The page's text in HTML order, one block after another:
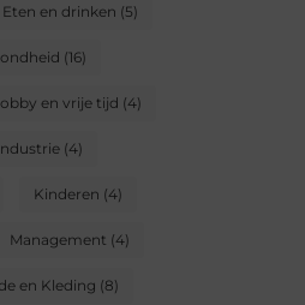
Eten en drinken (5)
(16)
en vrije tijd (4)
(4)
Kinderen (4)
Management (4)
en Kleding (8)